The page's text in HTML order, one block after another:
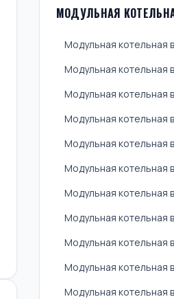
МОДУЛЬНАЯ
Модульная котельная
Модульная котельная
Модульная котельная
Модульная котельная
Модульная котельная
Модульная котельная
Модульная котельная
Модульная котельная
Модульная котельная
Модульная котельная
Модульная котельная